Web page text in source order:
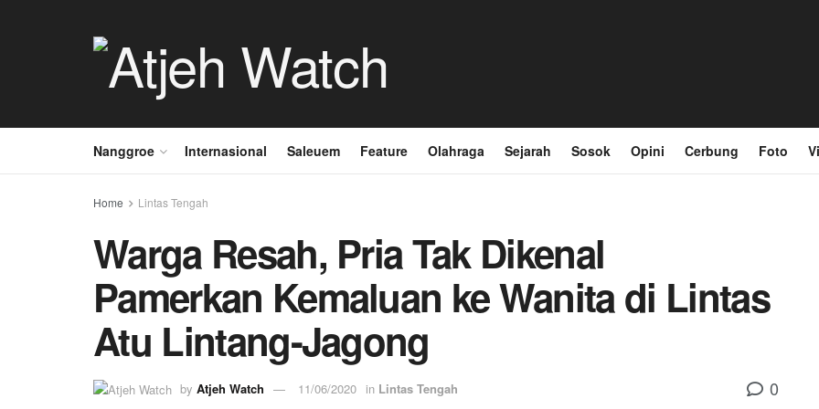
Nanggroe Internasional Saleuem Feature Olahraga Sejarah Sosok Opini Cerbung Foto
Home Lintas Tengah
Warga Resah, Pria Tak Dikenal
Pamerkan Kemaluan ke Wanita di Lintas
Atu Lintang-Jagong
by Atjeh Watch 11/06/2020 in Lintas Tengah 0